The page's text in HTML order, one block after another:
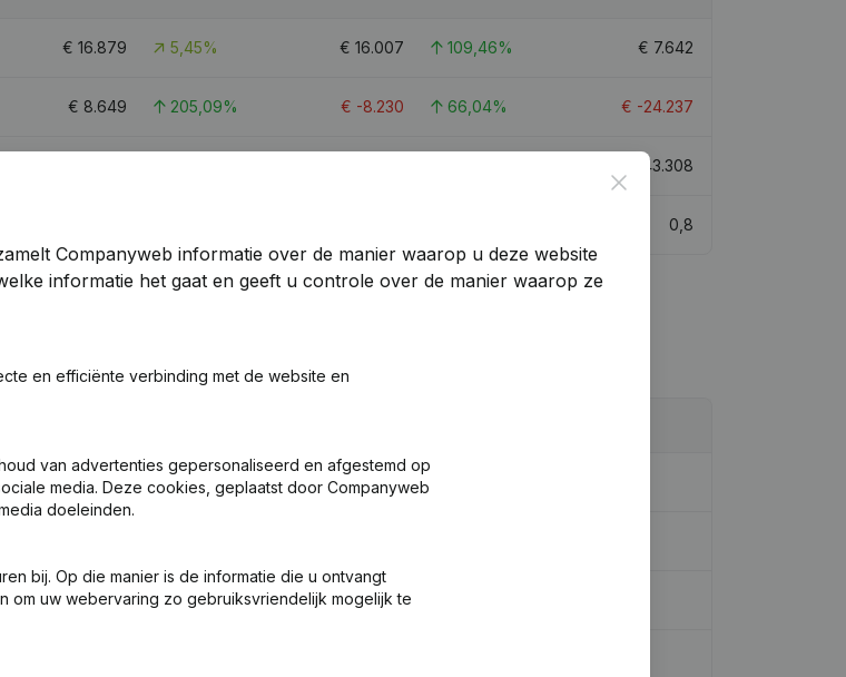
€ 16.879 5,45% € 16.007 109,46% € 7.642
€ 8.649 205,09% € -8.230 66,04% € -24.237
43.308
0,8
Benoemingen(FR)
Benoemingen(FR)
Benoemingen
Close
Companyweb informatie over de manier waarop u deze website
informatie het gaat en geeft u controle over de manier waarop ze
en efficiënte verbinding met de website en
van advertenties gepersonaliseerd en afgestemd op
media. Deze cookies, geplaatst door Companyweb
doeleinden.
bij. Op die manier is de informatie die u ontvangt
uw webervaring zo gebruiksvriendelijk mogelijk te